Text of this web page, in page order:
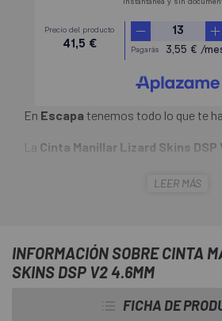
En Escapa tenemos todo lo que te
La Cinta Manillar Lizard Skins DSP
(Durasoft Polymer) presenta una
peso de 50 gramos por juego
LEER MÁS
INFORMACIÓN SOBRE CINTA
SKINS DSP V2 4.6MM
FICHA DE